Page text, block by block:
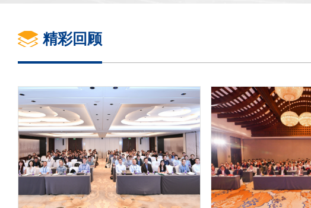
精彩回顾